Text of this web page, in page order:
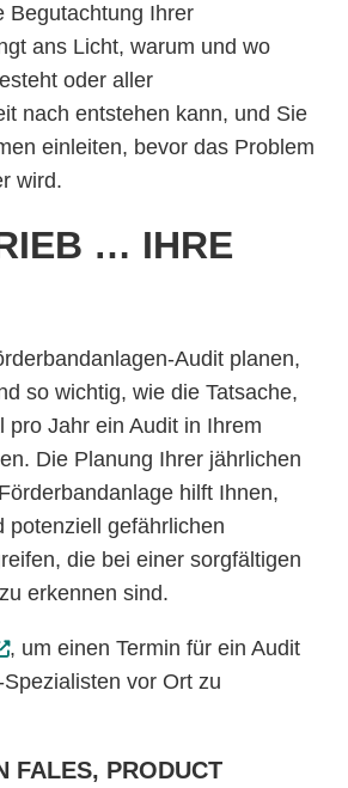
Begutachtung Ihrer
ans Licht, warum und wo
oder aller
nach entstehen kann, und Sie
einleiten, bevor das Problem
wird.
… IHRE
Audit planen,
so wichtig, wie die Tatsache,
pro Jahr ein Audit in Ihrem
Die Planung Ihrer jährlichen
hilft Ihnen,
potenziell gefährlichen
die bei einer sorgfältigen
erkennen sind.
, um einen Termin für ein Audit
vor Ort zu
FALES, PRODUCT